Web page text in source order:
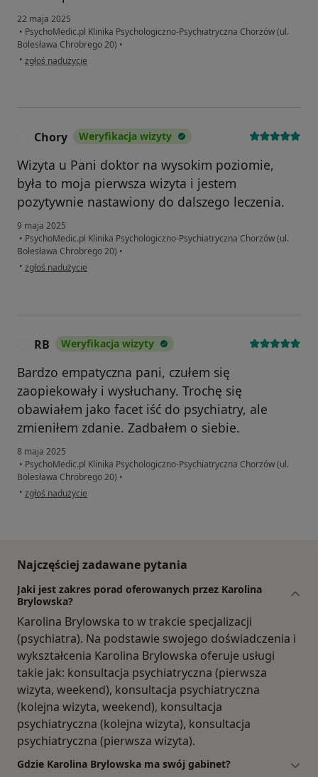
22 maja 2025
• PsychoMedic.pl Klinika Psychologiczno-Psychiatryczna Chorzów (ul.
Bolesława Chrobrego 20) •
• w opinii użytkownika Angelika
zgłoś nadużycie
Chory Weryfikacja wizyty
Wizyta u Pani doktor na wysokim poziomie,
była to moja pierwsza wizyta i jestem
pozytywnie nastawiony do dalszego leczenia.
9 maja 2025
• PsychoMedic.pl Klinika Psychologiczno-Psychiatryczna Chorzów (ul.
Bolesława Chrobrego 20) •
• w opinii użytkownika Chory
zgłoś nadużycie
RB Weryfikacja wizyty
Bardzo empatyczna pani, czułem się
zaopiekowały i wysłuchany. Trochę się
obawiałem jako facet iść do psychiatry, ale
zmieniłem zdanie. Zadbałem o siebie.
8 maja 2025
• PsychoMedic.pl Klinika Psychologiczno-Psychiatryczna Chorzów (ul.
Bolesława Chrobrego 20) •
• w opinii użytkownika RB
zgłoś nadużycie
Najczęściej zadawane pytania
Jaki jest zakres porad oferowanych przez Karolina
Brylowska?
Karolina Brylowska to w trakcie specjalizacji
(psychiatra). Na podstawie swojego doświadczenia i
wykształcenia Karolina Brylowska oferuje usługi
takie jak: konsultacja psychiatryczna (pierwsza
wizyta, weekend), konsultacja psychiatryczna
(kolejna wizyta, weekend), konsultacja
psychiatryczna (kolejna wizyta), konsultacja
psychiatryczna (pierwsza wizyta).
Gdzie Karolina Brylowska ma swój gabinet?